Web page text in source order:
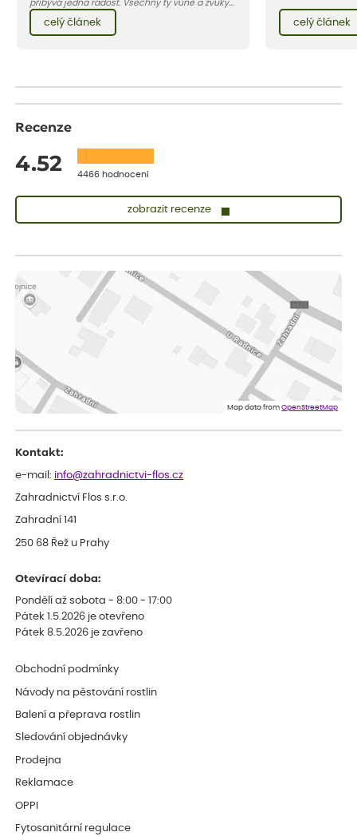
přibývá jedna radost. Všechny ty vůně a zvuky
červencové zahrady. Sklizeň rybízu do kuchyně
vnese neuvěřitelný klid a radost. A taky trochu
bezstarostnosti dětství při mlsání babiččina
celý článek
jedna z
celý článek
Recenze
4.52 4466 hodnocení
zobrazit recenze
Vše v pořádku, jsem spokojena.
ověřený nákup dnes
Rostlina mi přišla v dobrém stavu, jsem spokojená.
Zuzana
Spokojenost s dodáním kvalitních rostlin
Map data fromOpenStreetMap
Kontakt:
e-mail: info@zahradnictvi-flos.cz
Zahradnictví Flos s.r.o.
Zahradní 141
250 68 Řež u Prahy
Otevírací doba:
Pondělí až sobota - 8:00 - 17:00
Pátek 1.5.2026 je otevřeno
Pátek 8.5.2026 je zavřeno
Obchodní podmínky
Návody na pěstování rostlin
Balení a přeprava rostlin
Sledování objednávky
Prodejna
Reklamace
OPPI
Fytosanitární regulace